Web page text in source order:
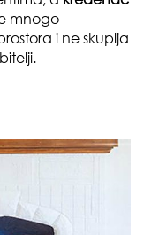
mnogo
i ne skuplja